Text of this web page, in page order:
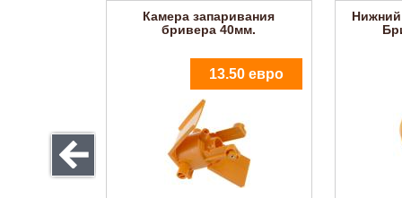
Камера запаривания
бривера 40мм.
13.50 евро